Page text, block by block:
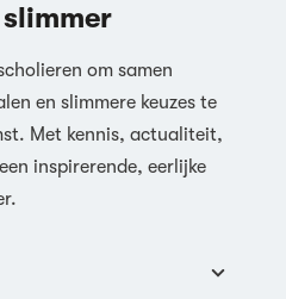
om samen
en slimmere keuzes te
Met kennis, actualiteit,
inspirerende, eerlijke